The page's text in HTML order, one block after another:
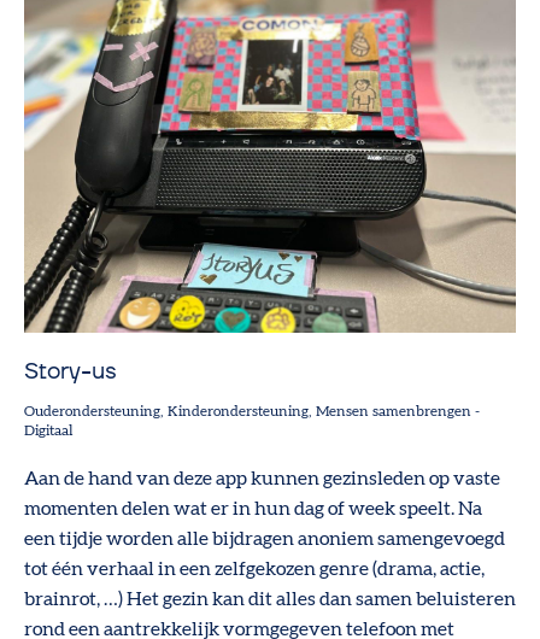
Story-us
Ouderondersteuning Kinderondersteuning Mensen samenbrengen -
Digitaal
Aan de hand van deze app kunnen gezinsleden op vaste
momenten delen wat er in hun dag of week speelt. Na
een tijdje worden alle bijdragen anoniem samengevoegd
tot één verhaal in een zelfgekozen genre (drama, actie,
brainrot, …) Het gezin kan dit alles dan samen beluisteren
rond een aantrekkelijk vormgegeven telefoon met